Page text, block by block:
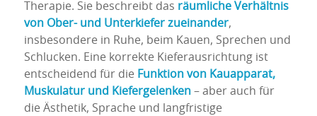
Therapie. Sie beschreibt das räumliche Verhältnis
von Ober- und Unterkiefer zueinander,
insbesondere in Ruhe, beim Kauen, Sprechen und
Schlucken. Eine korrekte Kieferausrichtung ist
entscheidend für die Funktion von Kauapparat,
Muskulatur und Kiefergelenken– aber auch für
die Ästhetik, Sprache und langfristige